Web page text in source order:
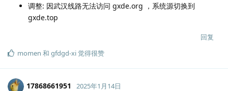
调整: 因武汉线路无法访问 gxde.org ，系统源切换到
gxde.top
回复
momen 和 gfdgd-xi觉得很赞
17868661951 2025年1月14日